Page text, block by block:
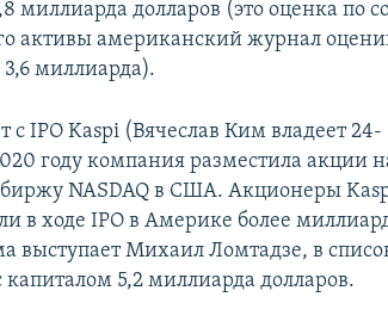
миллиарда долларов (это оценка по
активы американский журнал
миллиарда).
IPO Kaspi (Вячеслав Ким владеет 24-
году компания разместила акции
NASDAQ в США. Акционеры
в ходе IPO в Америке более
выступает Михаил Ломтадзе, в
5,2 миллиарда долларов.